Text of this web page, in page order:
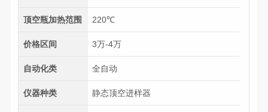
顶空瓶加热范围 220℃
价格区间 3万-4万
自动化类 全自动
仪器种类 静态顶空进样器